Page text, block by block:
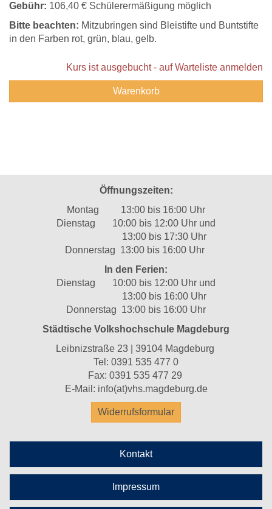
Gebühr: 106,40 € Schülerermäßigung möglich
Bitte beachten: Mitzubringen sind Bleistifte und Buntstifte
in den Farben rot, grün, blau, gelb.
Kurs ist ausgebucht - auf Warteliste anmelden
Warenkorb
Öffnungszeiten:
Montag 13:00 bis 16:00 Uhr
Dienstag 10:00 bis 12:00 Uhr und
13:00 bis 17:30 Uhr
Donnerstag 13:00 bis 16:00 Uhr
In den Ferien:
Dienstag 10:00 bis 12:00 Uhr und
13:00 bis 16:00 Uhr
Donnerstag 13:00 bis 16:00 Uhr
Städtische Volkshochschule Magdeburg
Leibnizstraße 23 | 39104 Magdeburg
Tel: 0391 535 477 0
Fax: 0391 535 477 29
E-Mail: info(at)vhs.magdeburg.de
Widerrufsformular
Kontakt
Impressum